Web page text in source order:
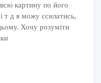
картину по його
т д я можу ссилатись,
Хочу розуміти